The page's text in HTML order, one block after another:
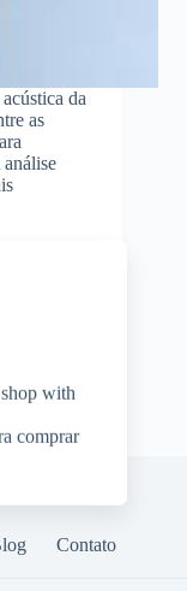
with
comprar
da
as
Contato